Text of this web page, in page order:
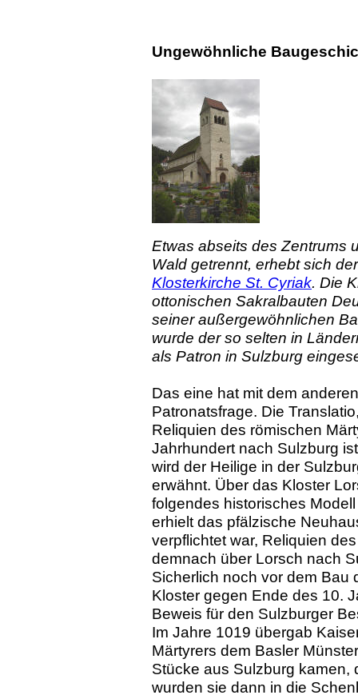
Ungewöhnliche
Etwas abseits des Zentrums
Wald getrennt, erhebt sich
Klosterkirche St. Cyriak. Die
ottonischen Sakralbauten
seiner außergewöhnlichen
wurde der so selten in
als Patron in Sulzburg
Das eine hat mit dem
Patronatsfrage. Die
Reliquien des römischen
Jahrhundert nach Sulzburg
wird der Heilige in der
erwähnt. Über das Kloster
folgendes historisches
erhielt das pfälzische
verpflichtet war, Reliquien
demnach über Lorsch nach
Sicherlich noch vor dem Bau
Kloster gegen Ende des 10.
Beweis für den Sulzburger
Im Jahre 1019 übergab
Märtyrers dem Basler
Stücke aus Sulzburg kamen,
wurden sie dann in die